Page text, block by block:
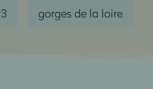
gorges de la loire